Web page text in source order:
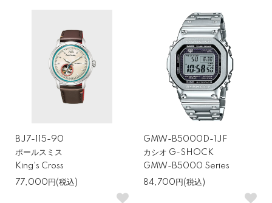
Prospex〈プロスペックス〉は、日本のセイコーらしい真面目で実
直な作りが魅力です。特にダイバーズモデルの人気が高く、防水性
や視認性など実用面の評価が高いブランドです。10万円以内でも、
日常使いからレジャーまで安心して使える「頼れる一本」が揃って
おり、堅牢性を求めるユーザーにおすすめできます。
シチズン Xc—軽くて上品、働く女性に人気
Xc〈クロスシー〉は、チタンケースの軽さと上品なデザインが特徴
BJ7-115-90
ポールスミス
King's Cross
77,000円(税込)
GMW-B5000D-1JF
カシオ G-SHOCK
GMW-B5000 Series
84,700円(税込)